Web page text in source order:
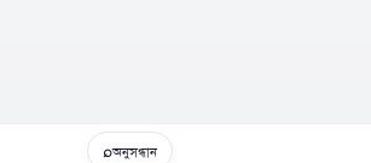
⌕অনুসন্ধান